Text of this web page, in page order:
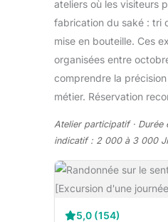
ateliers où les visiteurs
fabrication du saké : tri
mise en bouteille. Ces
organisées entre
comprendre la
métier. Réservation
Atelier participatif · Durée
indicatif : 2 000 à 3 000
5,0 (154)